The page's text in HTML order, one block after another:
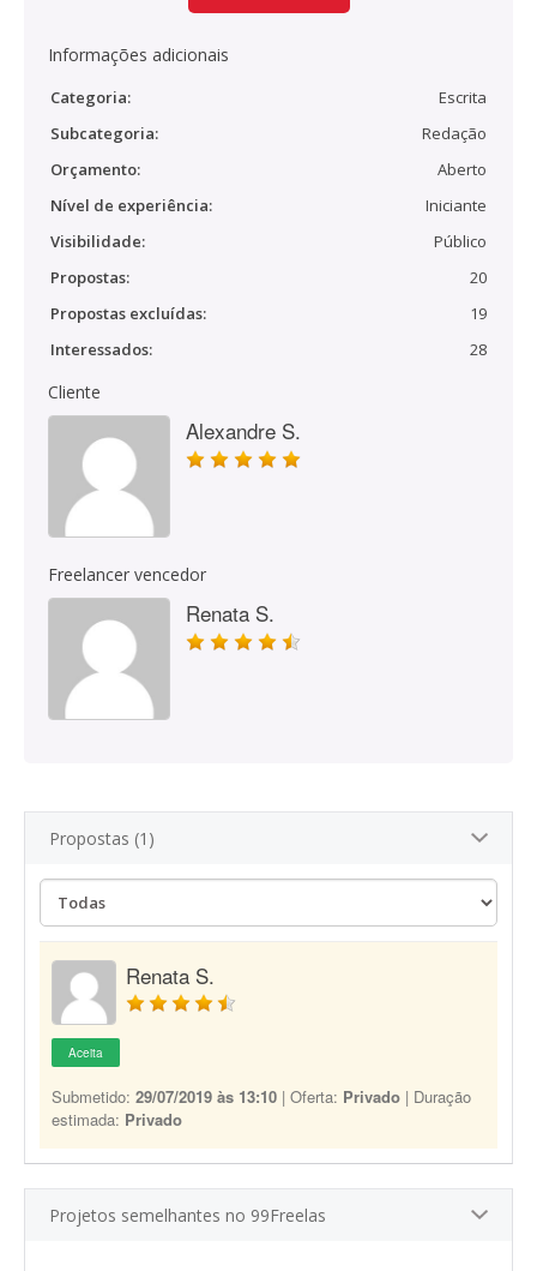
Informações adicionais
Categoria:
Escrita
Subcategoria:
Redação
Orçamento:
Aberto
Nível de experiência:
Iniciante
Visibilidade:
Público
Propostas:
20
Propostas excluídas:
19
Interessados:
28
Cliente
Alexandre S.
Freelancer vencedor
Renata S.
Propostas (1)
Renata S.
Aceita
Submetido: 29/07/2019 às 13:10 | Oferta: Privado | Duração
estimada: Privado
Projetos semelhantes no 99Freelas